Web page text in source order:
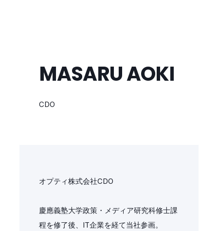
MASARU AOKI
CDO
オプティ株式会社CDO
慶應義塾大学政策・メディア研究科修士課
程を修了後、IT企業を経て当社参画。